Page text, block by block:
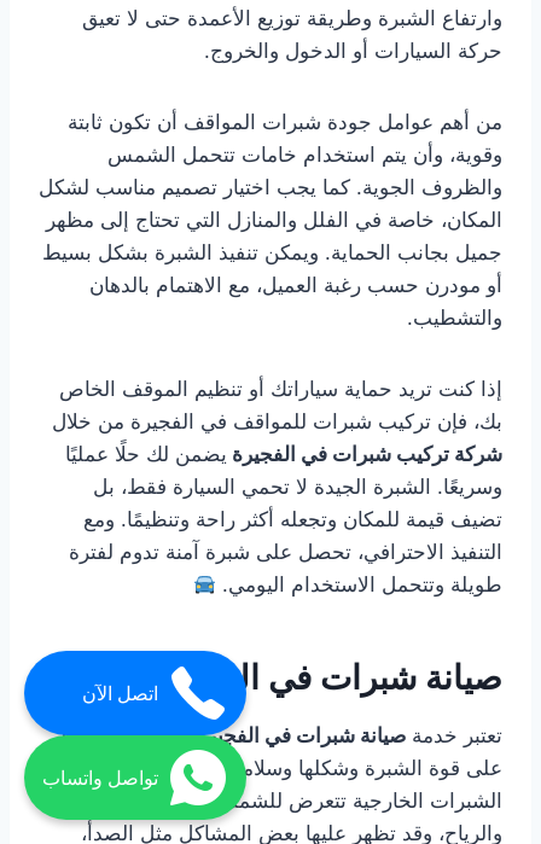
وارتفاع الشبرة وطريقة توزيع الأعمدة حتى لا تعيق
حركة السيارات أو الدخول والخروج.
من أهم عوامل جودة شبرات المواقف أن تكون ثابتة
وقوية، وأن يتم استخدام خامات تتحمل الشمس
والظروف الجوية. كما يجب اختيار تصميم مناسب لشكل
المكان، خاصة في الفلل والمنازل التي تحتاج إلى مظهر
جميل بجانب الحماية. ويمكن تنفيذ الشبرة بشكل بسيط
أو مودرن حسب رغبة العميل، مع الاهتمام بالدهان
والتشطيب.
إذا كنت تريد حماية سياراتك أو تنظيم الموقف الخاص
بك، فإن تركيب شبرات للمواقف في الفجيرة من خلال
شركة تركيب شبرات في الفجيرة يضمن لك حلًا عمليًا
وسريعًا. الشبرة الجيدة لا تحمي السيارة فقط، بل
تضيف قيمة للمكان وتجعله أكثر راحة وتنظيمًا. ومع
التنفيذ الاحترافي، تحصل على شبرة آمنة تدوم لفترة
طويلة وتتحمل الاستخدام اليومي.
صيانة شبرات في الفجيرة
تعتبر خدمة صيانة شبرات في الفجيرةضرورية للحفاظ
على قوة الشبرة وشكلها وسلامتها مع مرور الوقت.
الشبرات الخارجية تتعرض للشمس والغبار والرطوبة
والرياح، وقد تظهر عليها بعض المشاكل مثل الصدأ،
اتصل الآن
تواصل واتساب